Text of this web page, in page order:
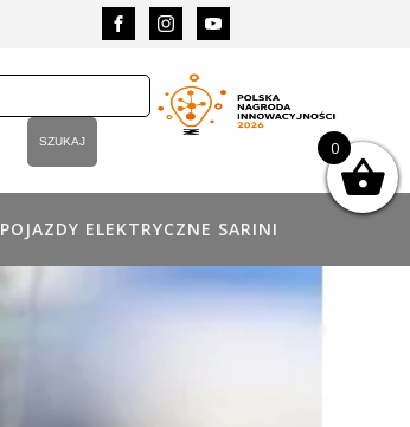
POJAZDY ELEKTRYCZNE SARINI
0